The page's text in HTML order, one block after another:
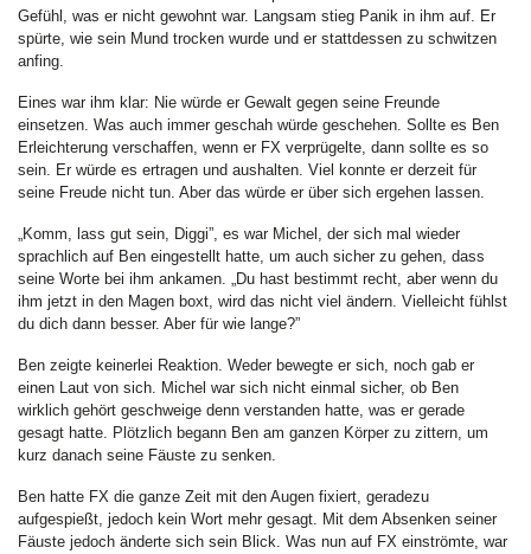
Gefühl, was er nicht gewohnt war. Langsam stieg Panik in ihm auf. Er
spürte, wie sein Mund trocken wurde und er stattdessen zu schwitzen
anfing.
Eines war ihm klar: Nie würde er Gewalt gegen seine Freunde
einsetzen. Was auch immer geschah würde geschehen. Sollte es Ben
Erleichterung verschaffen, wenn er FX verprügelte, dann sollte es so
sein. Er würde es ertragen und aushalten. Viel konnte er derzeit für
seine Freude nicht tun. Aber das würde er über sich ergehen lassen.
„Komm, lass gut sein, Diggi”, es war Michel, der sich mal wieder
sprachlich auf Ben eingestellt hatte, um auch sicher zu gehen, dass
seine Worte bei ihm ankamen. „Du hast bestimmt recht, aber wenn du
ihm jetzt in den Magen boxt, wird das nicht viel ändern. Vielleicht fühlst
du dich dann besser. Aber für wie lange?”
Ben zeigte keinerlei Reaktion. Weder bewegte er sich, noch gab er
einen Laut von sich. Michel war sich nicht einmal sicher, ob Ben
wirklich gehört geschweige denn verstanden hatte, was er gerade
gesagt hatte. Plötzlich begann Ben am ganzen Körper zu zittern, um
kurz danach seine Fäuste zu senken.
Ben hatte FX die ganze Zeit mit den Augen fixiert, geradezu
aufgespießt, jedoch kein Wort mehr gesagt. Mit dem Absenken seiner
Fäuste jedoch änderte sich sein Blick. Was nun auf FX einströmte, war